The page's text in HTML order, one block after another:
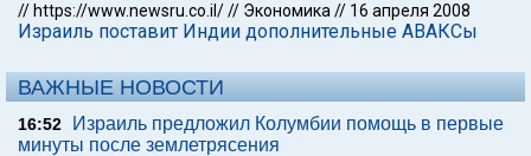
// https://www.newsru.co.il/// Экономика // 16 апреля 2008
Израиль поставит Индии дополнительные АВАКСы
ВАЖНЫЕ НОВОСТИ
16:52
Израиль предложил Колумбии помощь в первые
минуты после землетрясения